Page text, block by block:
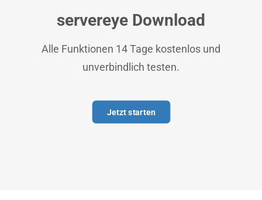
servereye Download
Alle Funktionen 14 Tage kostenlos und
unverbindlich testen.
Jetzt starten